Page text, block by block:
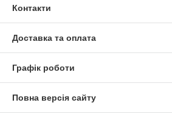
Контакти
Доставка та оплата
Графік роботи
Повна версія сайту